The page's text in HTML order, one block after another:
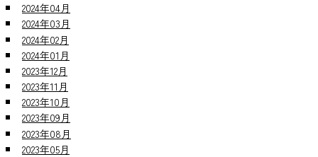
2024年04月
2024年03月
2024年02月
2024年01月
2023年12月
2023年11月
2023年10月
2023年09月
2023年08月
2023年05月